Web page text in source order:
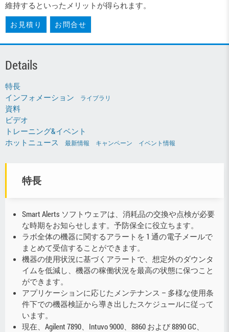
維持するといったメリットが得られます。
お見積り お問合せ
Details
特長
インフォメーション
ライブラリ
資料
ビデオ
トレーニング&イベント
ホットニュース
最新情報 キャンペーン イベント情報
特長
Smart Alerts ソフトウェアは、消耗品の交換や点検が必要
な時期をお知らせします。予防保全に役立ちます。
ラボ全体の機器に関するアラートを 1 通の電子メールで
まとめて受信することができます。
機器の使用状況に基づくアラートで、想定外のダウンタ
イムを低減し、機器の稼働状況を最高の状態に保つこと
ができます。
アプリケーションに応じたメンテナンス – 多様な使用条
件下での機器検証から導き出したスケジュールに従って
います。
現在、Agilent 7890、Intuvo 9000、8860 および 8890 GC、